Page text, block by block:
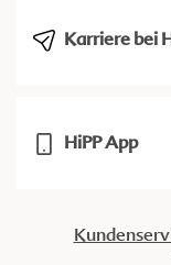
Karriere bei
HiPP App